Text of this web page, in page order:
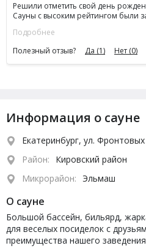
Решили отметить свой день
Сауны с высоким рейтингом были
удивлены гостеприимством и
обслуживания! Уходить не
были с детьми - пришлось уступить
следующим гостям. Рекомендую
Подробнее
Полезный отзыв?
Да (1) Нет (0)
Информация о сауне
Екатеринбург, ул.
Район:
Кировский район
Микрорайон: Эльмаш
О сауне
Большой бассейн, бильярд,
для веселых посиделок с
преимущества нашего